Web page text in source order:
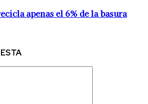
apenas el 6% de la basura